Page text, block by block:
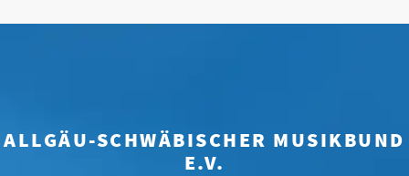
ALLGÄU-SCHWÄBISCHER MUSIKBUND
E.V.